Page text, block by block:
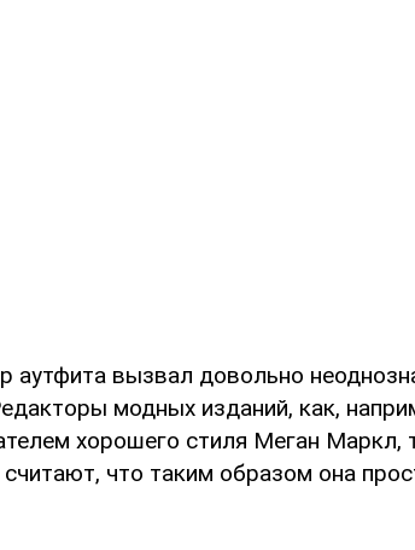
аутфита вызвал довольно
модных изданий, как,
хорошего стиля Меган Маркл,
что таким образом она